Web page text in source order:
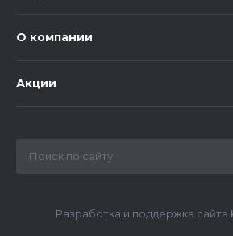
О компании
Акции
Разработка и поддержка сайта